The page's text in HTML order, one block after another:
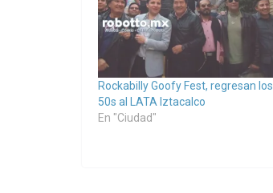
Rockabilly Goofy Fest, regresan los
50s al LATA Iztacalco
En "Ciudad"